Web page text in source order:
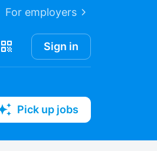
For employers
Sign in
Pick up jobs